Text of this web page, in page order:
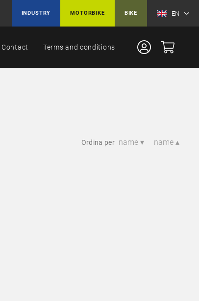
INDUSTRY MOTORBIKE BIKE EN
Contact Terms and conditions
Ordina per name ▾ name ▴